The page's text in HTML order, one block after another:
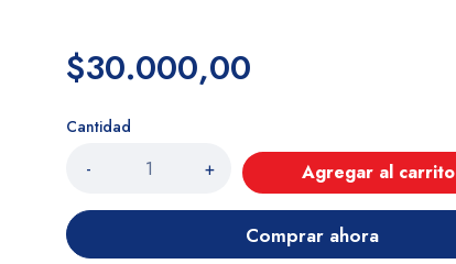
$30.000,00
Cantidad
- + Agregar al carrito
Comprar ahora